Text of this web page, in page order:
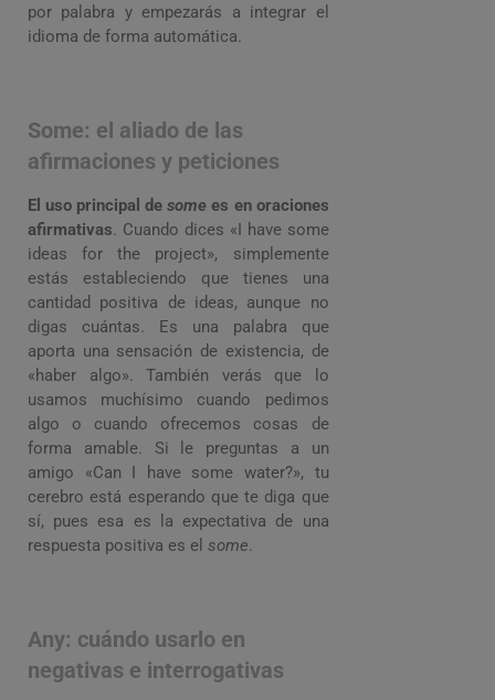
por palabra y empezarás a integrar el
idioma de forma automática.
Some: el aliado de las
afirmaciones y peticiones
El uso principal desome es en oraciones
afirmativas. Cuando dices «I have some
ideas for the project», simplemente
estás estableciendo que tienes una
cantidad positiva de ideas, aunque no
digas cuántas. Es una palabra que
aporta una sensación de existencia, de
«haber algo». También verás que lo
usamos muchísimo cuando pedimos
algo o cuando ofrecemos cosas de
forma amable. Si le preguntas a un
amigo «Can I have some water?», tu
cerebro está esperando que te diga que
sí, pues esa es la expectativa de una
respuesta positiva es el some.
Any: cuándo usarlo en
negativas e interrogativas